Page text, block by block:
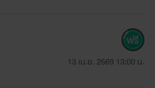
13 เม.ย. 2569 13:00 น.